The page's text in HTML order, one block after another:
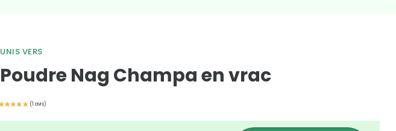
UNIS VERS
Poudre Nag Champa en vrac